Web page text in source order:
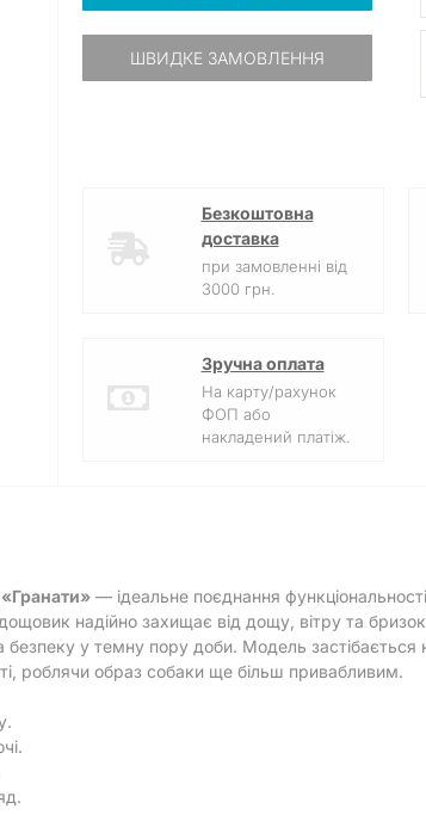
ШВИДКЕ ЗАМОВЛЕННЯ
Безкоштовна
доставка
при замовленні від
3000 грн.
Зручна оплата
На карту/рахунок
ФОП або
накладений платіж.
— ідеальне поєднання
надійно захищає від дощу, вітру та
у темну пору доби. Модель застібається
роблячи образ собаки ще більш привабливим.